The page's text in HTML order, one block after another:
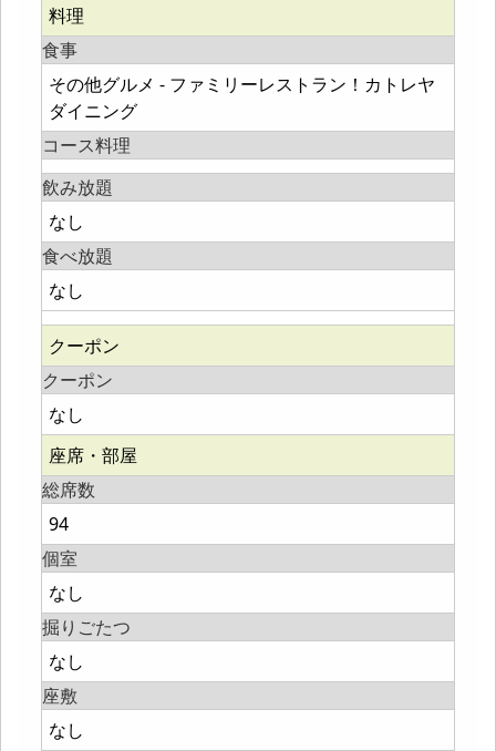
料理
食事
その他グルメ - ファミリーレストラン！カトレヤ
ダイニング
コース料理
飲み放題
なし
食べ放題
なし
クーポン
クーポン
なし
座席・部屋
総席数
94
個室
なし
掘りごたつ
なし
座敷
なし